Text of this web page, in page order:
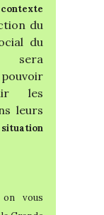
contexte
du
du
sera
les
leurs
vous